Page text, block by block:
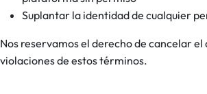
Suplantar la identidad de cualquier
Nos reservamos el derecho de cancelar el
violaciones de estos términos.